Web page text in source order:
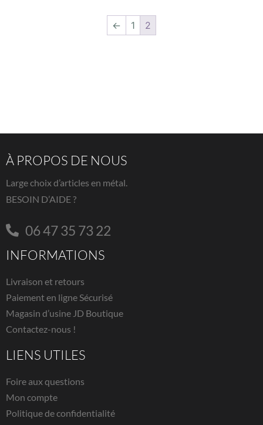
← 1 2
À PROPOS DE NOUS
Large choix d’articles en métal.
BESOIN D’AIDE ?
06 47 35 73 22
INFORMATIONS
Livraison et retours
Paiement en ligne Sécurisé
Magasin d’usine JD Boutique
Contactez-nous !
LIENS UTILES
Foire aux questions
Mon compte
Politique de confidentialité